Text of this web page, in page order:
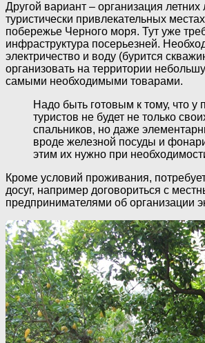
Другой вариант – организация летних
туристически привлекательных
побережье Черного моря. Тут уже
инфраструктура посерьезней.
электричество и воду (бурится
организовать на территории
самыми необходимыми товарами.
Надо быть готовым к тому, что у
туристов не будет не только
спальников, но даже
вроде железной посуды и
этим их нужно при
Кроме условий проживания,
досуг, например договориться с
предпринимателями об организации